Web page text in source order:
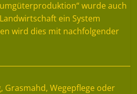
wurde auch
ein System
wird dies mit nachfolgender
Grasmahd, Wegepflege oder